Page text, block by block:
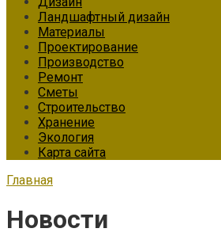
Ландшафтный дизайн
Материалы
Проектирование
Производство
Ремонт
Сметы
Строительство
Хранение
Экология
Карта сайта
Главная
Новости